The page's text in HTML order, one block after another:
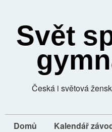
Svět
Česká i světová
Domů
Kalendář